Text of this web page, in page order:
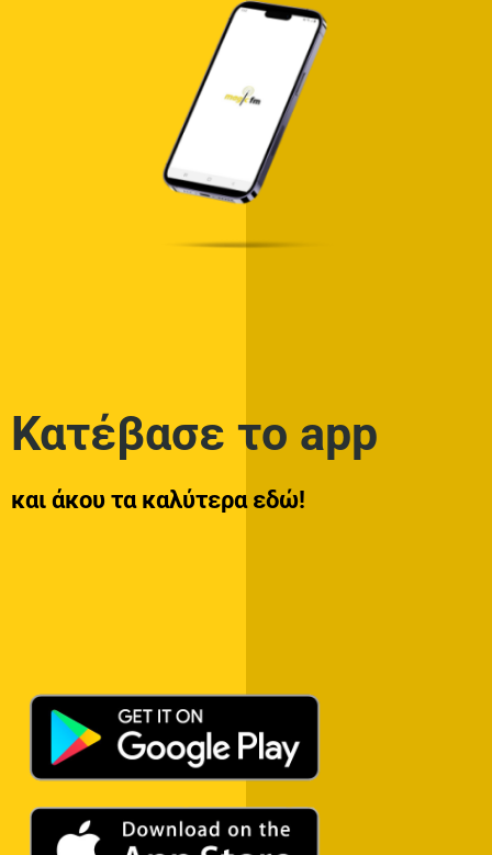
Κατέβασε το app
και άκου τα καλύτερα εδώ!